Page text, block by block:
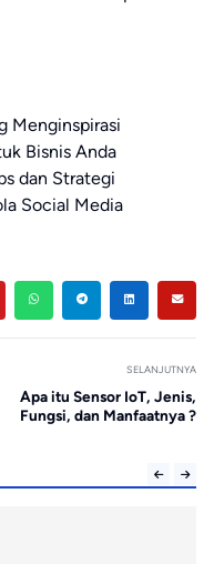
Menginspirasi
Bisnis Anda
dan Strategi
Social Media
SELANJUTNYA
Apa itu Sensor IoT, Jenis,
Fungsi, dan Manfaatnya ?